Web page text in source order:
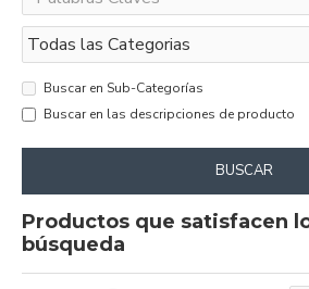
Buscar en Sub-Categorías
Buscar en las descripciones de producto
BUSCAR
Productos que satisfacen
búsqueda